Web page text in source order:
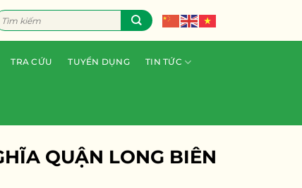
TRA CỨU TUYỂN DỤNG TIN TỨC
QUẬN LONG BIÊN